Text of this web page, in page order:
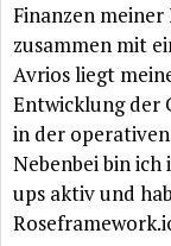
Finanzen meiner
zusammen mit
Avrios liegt
Entwicklung der
in der
Nebenbei bin
ups aktiv und